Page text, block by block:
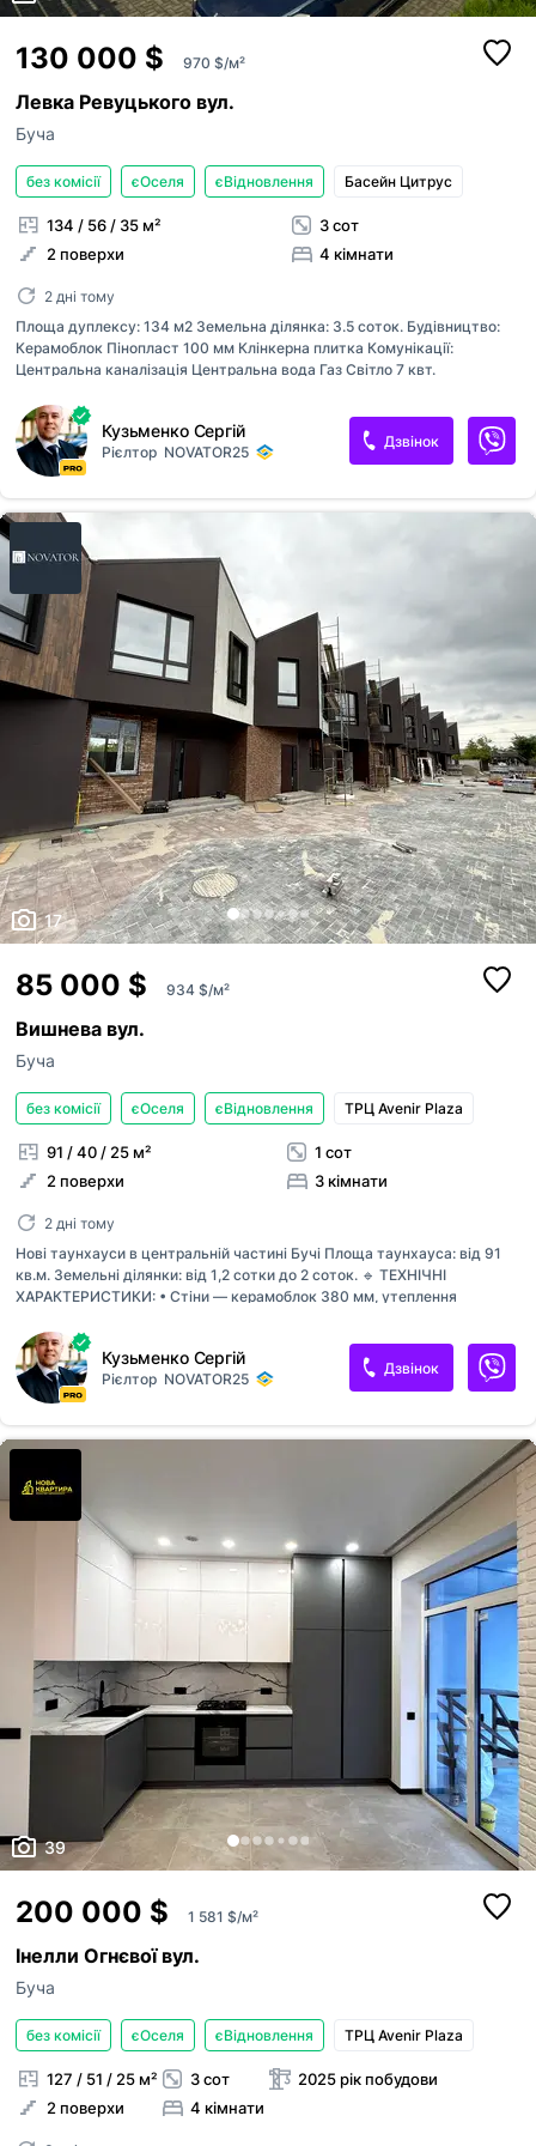
130 000 $ 970 $/м²
Левка Ревуцького вул.
Буча
без комісії єОселя єВідновлення Басейн Цитрус
134 / 56 / 35 м²
2 поверхи
3 сот
4 кімнати
2 дні тому
Площа дуплексу: 134 м2 Земельна ділянка: 3.5 соток. Будівництво:
Керамоблок Пінопласт 100 мм Клінкерна плитка Комунікації:
Центральна каналізація Центральна вода Газ Світло 7 квт.
Кузьменко Сергій
Рієлтор NOVATOR25
Дзвінок
17
85 000 $ 934 $/м²
Вишнева вул.
Буча
без комісії єОселя єВідновлення ТРЦ Avenir Plaza
91 / 40 / 25 м²
2 поверхи
1 сот
3 кімнати
2 дні тому
Нові таунхауси в центральній частині Бучі Площа таунхауса: від 91
кв.м. Земельні ділянки: від 1,2 сотки до 2 соток. 🔹 ТЕХНІЧНІ
ХАРАКТЕРИСТИКИ: • Стіни — керамоблок 380 мм, утеплення
поверхом— монолітне, для максимальної надійності і вашої безпеки •
Сходи — монолітні бетонні • Фасад — оздоблений клінкерною
плиткою та керамогранітом • Дах - металочерепиця найвищої якості
• Вікна — енергозберігаючі, п’ятикамерні WDS 76 (Німеччина) • Вхідні
двері — фірма Страж • Опалення — індивідуальне газове ( •
Комунікації — центральні: газ, водопостачання, каналізація, лівнева
Кузьменко Сергій
Рієлтор NOVATOR25
Дзвінок
39
200 000 $ 1 581 $/м²
Інелли Огнєвої вул.
Буча
без комісії єОселя єВідновлення ТРЦ Avenir Plaza
127 / 51 / 25 м²
2 поверхи
3 сот
4 кімнати
2025 рік побудови